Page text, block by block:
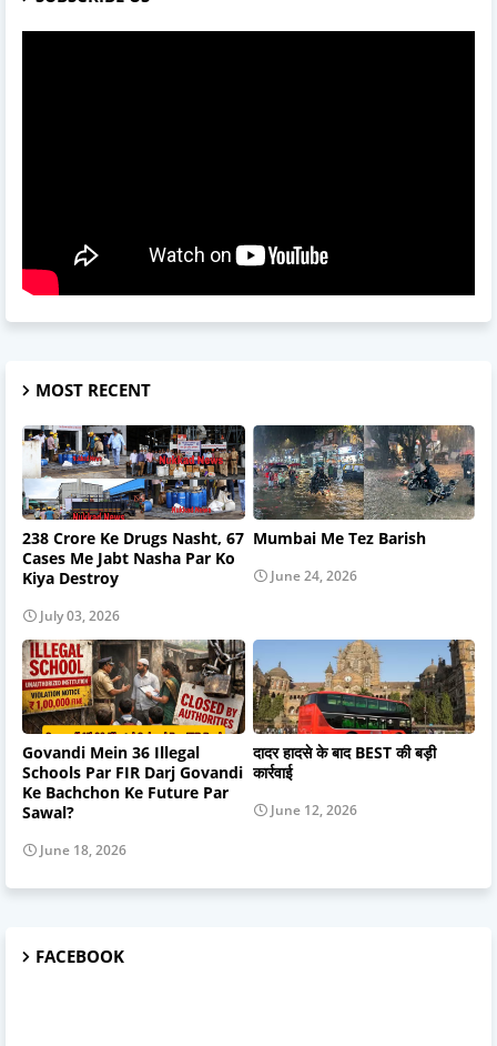
MOST RECENT
238 Crore Ke Drugs Nasht, 67
Cases Me Jabt Nasha Par Ko
Kiya Destroy
July 03, 2026
Mumbai Me Tez Barish
June 24, 2026
Govandi Mein 36 Illegal
Schools Par FIR Darj Govandi
Ke Bachchon Ke Future Par
Sawal?
June 18, 2026
दादर हादसे के बाद BEST की बड़ी
कार्रवाई
June 12, 2026
FACEBOOK